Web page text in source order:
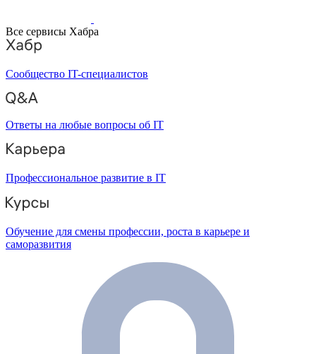
Все сервисы Хабра
Сообщество IT-специалистов
Ответы на любые вопросы об IT
Профессиональное развитие в IT
Обучение для смены профессии, роста в карьере и
саморазвития